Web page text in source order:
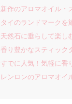
新作のアロマオイル・
タイのランドマークを
天然石に垂らして楽し
香り豊かなスティック
すでに人気！気軽に香
レンロンのアロマオ